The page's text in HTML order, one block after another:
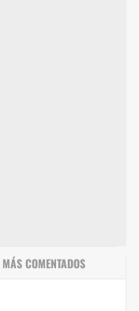
MÁS COMENTADOS